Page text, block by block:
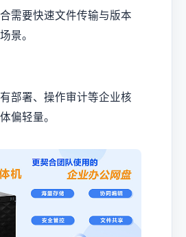
需要快速文件传输与版本
景。
部署、操作审计等企业核
偏轻量。